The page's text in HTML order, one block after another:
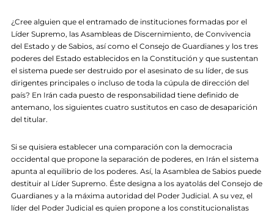
¿Cree alguien que el entramado de instituciones formadas por el
Líder Supremo, las Asambleas de Discernimiento, de Convivencia
del Estado y de Sabios, así como el Consejo de Guardianes y los tres
poderes del Estado establecidos en la Constitución y que sustentan
el sistema puede ser destruido por el asesinato de su líder, de sus
dirigentes principales o incluso de toda la cúpula de dirección del
país? En Irán cada puesto de responsabilidad tiene definido de
antemano, los siguientes cuatro sustitutos en caso de desaparición
del titular.
Si se quisiera establecer una comparación con la democracia
occidental que propone la separación de poderes, en Irán el sistema
apunta al equilibrio de los poderes. Así, la Asamblea de Sabios puede
destituir al Líder Supremo. Éste designa a los ayatolás del Consejo de
Guardianes y a la máxima autoridad del Poder Judicial. A su vez, el
líder del Poder Judicial es quien propone a los constitucionalistas